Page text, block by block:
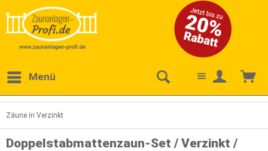
Menü
Zäune in Verzinkt
Doppelstabmattenzaun-Set / Verzinkt /